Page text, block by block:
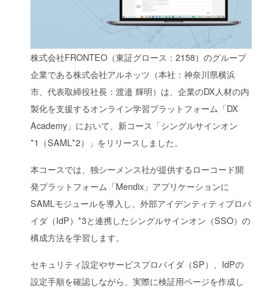
株式会社FRONTEO（東証グロース：2158）のグループ
企業である株式会社アルネッツ（本社：神奈川県横浜
市、代表取締役社長：渡邉 輝明）は、企業のDX人材の内
製化を支援するオンライン学習プラットフォーム「DX
Academy」において、新コース「シングルサインオン
*1（SAML*2）」をリリースしました。
本コースでは、独シーメンス社が提供するローコード開
発プラットフォーム「Mendix」アプリケーションに
SAMLモジュールを導入し、外部アイデンティティプロバ
イダ（IdP）*3と連携したシングルサインオン（SSO）の
構成方法を学習します。
セキュリティ設定やサービスプロバイダ（SP）、IdPの
設定手順を確認しながら、実際に検証用ページを作成し